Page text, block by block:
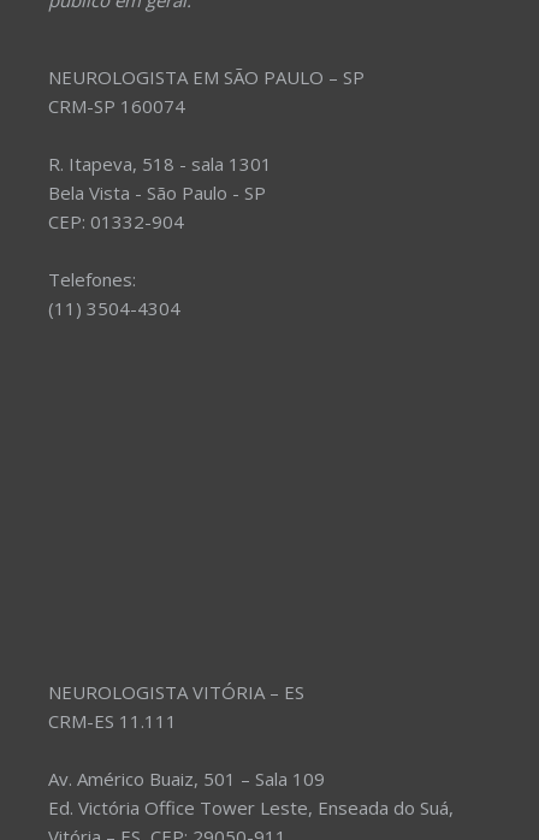
NEUROLOGISTA EM SÃO PAULO – SP
CRM-SP 160074
R. Itapeva, 518 - sala 1301
Bela Vista - São Paulo - SP
CEP: 01332-904
Telefones:
(11) 3504-4304
NEUROLOGISTA VITÓRIA – ES
CRM-ES 11.111
Av. Américo Buaiz, 501 – Sala 109
Ed. Victória Office Tower Leste, Enseada do Suá,